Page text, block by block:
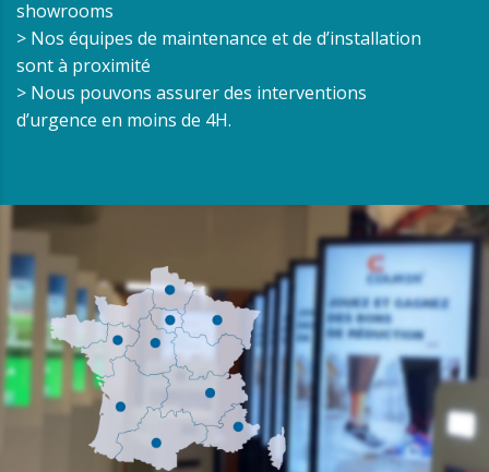
showrooms
> Nos équipes de maintenance et de d’installation
sont à proximité
> Nous pouvons assurer des interventions
d’urgence en moins de 4H.